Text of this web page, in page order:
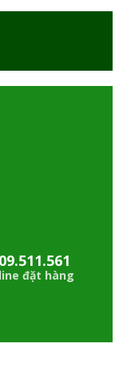
đặt hàng